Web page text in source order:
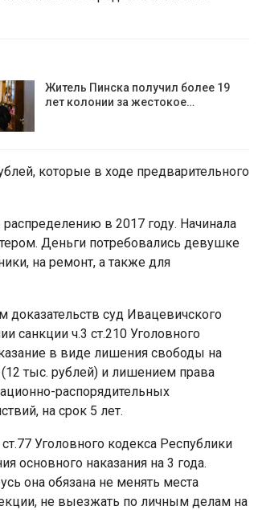
Житель Пинска получил более 19
лет колонии за жестокое…
которые в ходе предварительного
в 2017 году. Начинала
Деньги потребовались девушке
на ремонт, а также для
суд Ивацевичского
санкции ч.3 ст.210 Уголовного
в виде лишения свободы на
тыс. рублей) и лишением права
распорядительных
на срок 5 лет.
Уголовного кодекса Республики
основного наказания на 3 года.
она обязана не менять места
не выезжать по личным делам на